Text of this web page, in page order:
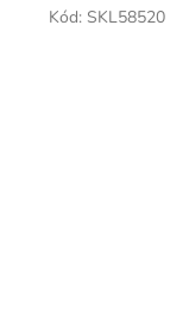
Kód: SKL58520